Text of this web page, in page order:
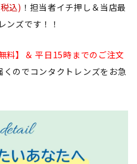
込) ！担当者イチ押し＆当店最
ンズです！！
料】＆ 平日15時までのご注文
のでコンタクトレンズをお急